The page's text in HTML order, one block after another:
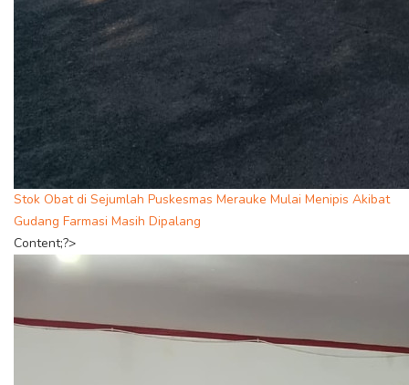
Stok Obat di Sejumlah Puskesmas Merauke Mulai Menipis Akibat
Gudang Farmasi Masih Dipalang
Content;?>